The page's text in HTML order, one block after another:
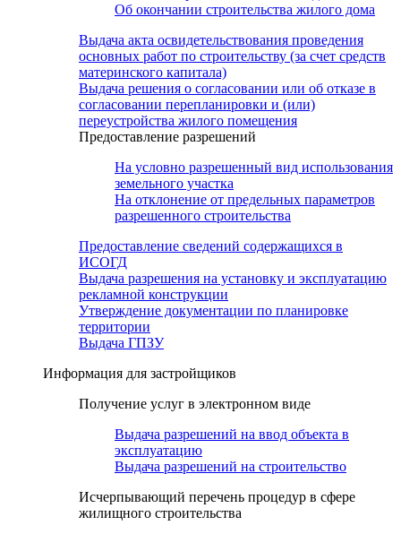
Об окончании строительства жилого дома
Выдача акта освидетельствования проведения
основных работ по строительству (за счет средств
материнского капитала)
Выдача решения о согласовании или об отказе в
согласовании перепланировки и (или)
переустройства жилого помещения
Предоставление разрешений
На условно разрешенный вид использования
земельного участка
На отклонение от предельных параметров
разрешенного строительства
Предоставление сведений содержащихся в
ИСОГД
Выдача разрешения на установку и эксплуатацию
рекламной конструкции
Утверждение документации по планировке
территории
Выдача ГПЗУ
Информация для застройщиков
Получение услуг в электронном виде
Выдача разрешений на ввод объекта в
эксплуатацию
Выдача разрешений на строительство
Исчерпывающий перечень процедур в сфере
жилищного строительства